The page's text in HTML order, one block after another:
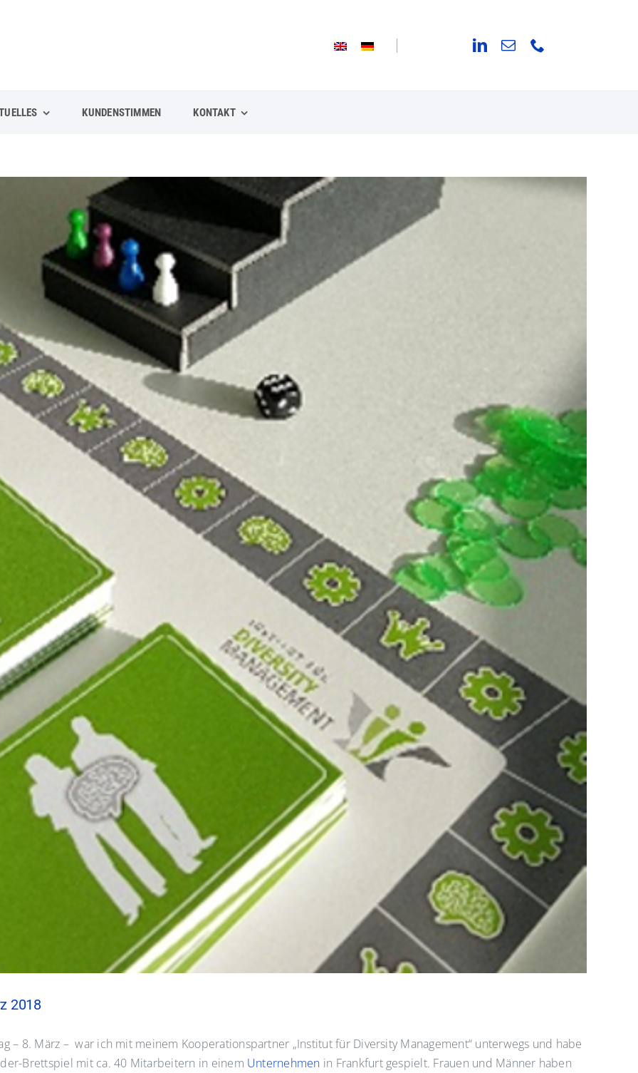
KUNDENSTIMMEN KONTAKT
2018
– 8. März – war ich mit meinem Kooperationspartner „Institut für Diversity Management“ unterwegs und habe
Brettspiel mit ca. 40 Mitarbeitern in einem Unternehmen in Frankfurt gespielt. Frauen und Männer haben